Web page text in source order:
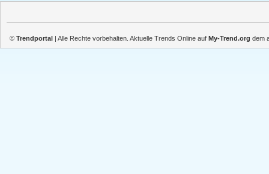
© Trendportal | Alle Rechte vorbehalten. Aktuelle Trends Online auf My-Trend.org dem